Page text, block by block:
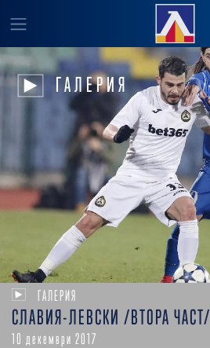
ГАЛЕРИЯ
ГАЛЕРИЯ
СЛАВИЯ-ЛЕВСКИ /ВТОРА ЧАСТ/
10 декември 2017